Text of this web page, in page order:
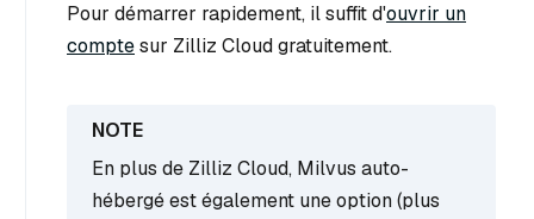
Pour démarrer rapidement, il suffit d'ouvrir un
comptesur Zilliz Cloud gratuitement.
En plus de Zilliz Cloud, Milvus auto-
hébergé est également une option (plus